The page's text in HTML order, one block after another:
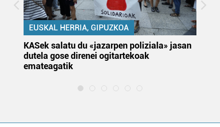
EUSKAL HERRIA, GIPUZKOA
KASek salatu du «jazarpen poliziala» jasan
dutela gose direnei ogitartekoak
emateagatik